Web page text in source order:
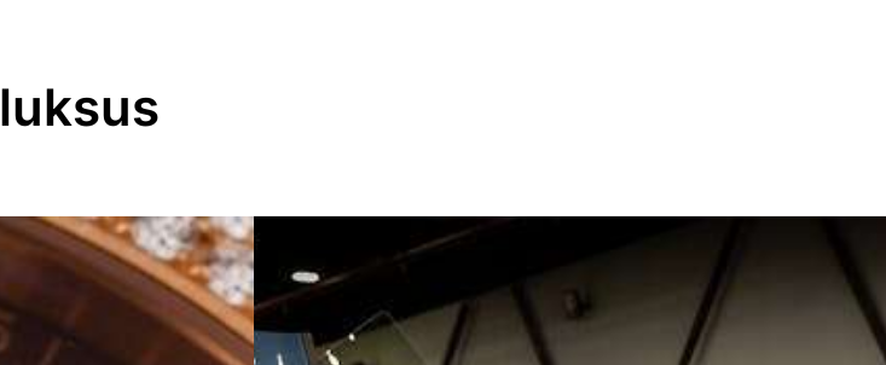
luksus